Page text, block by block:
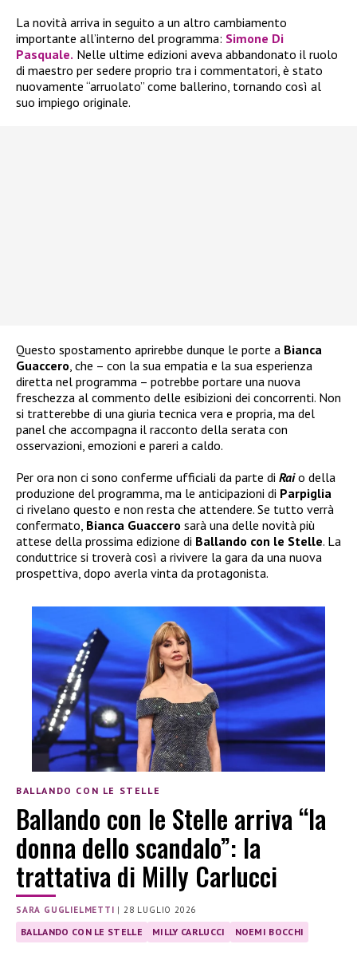
La novità arriva in seguito a un altro cambiamento
importante all’interno del programma: Simone Di
Pasquale. Nelle ultime edizioni aveva abbandonato il ruolo
di maestro per sedere proprio tra i commentatori, è stato
nuovamente “arruolato” come ballerino, tornando così al
suo impiego originale.
Questo spostamento aprirebbe dunque le porte a Bianca
Guaccero, che – con la sua empatia e la sua esperienza
diretta nel programma – potrebbe portare una nuova
freschezza al commento delle esibizioni dei concorrenti. Non
si tratterebbe di una giuria tecnica vera e propria, ma del
panel che accompagna il racconto della serata con
osservazioni, emozioni e pareri a caldo.
Per ora non ci sono conferme ufficiali da parte di Raio della
produzione del programma, ma le anticipazioni di Parpiglia
ci rivelano questo e non resta che attendere. Se tutto verrà
confermato, Bianca Guaccero sarà una delle novità più
attese della prossima edizione di Ballando con le Stelle. La
conduttrice si troverà così a rivivere la gara da una nuova
prospettiva, dopo averla vinta da protagonista.
BALLANDO CON LE STELLE
Ballando con le Stelle arriva “la
donna dello scandalo”: la
trattativa di Milly Carlucci
SARA GUGLIELMETTI | 28 LUGLIO 2026
BALLANDO CON LE STELLE MILLY CARLUCCI NOEMI BOCCHI